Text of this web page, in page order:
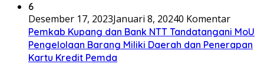
6
Desember 17, 2023Januari 8, 20240 Komentar
Pemkab Kupang dan Bank NTT Tandatangani MoU
Pengelolaan Barang Miliki Daerah dan Penerapan
Kartu Kredit Pemda